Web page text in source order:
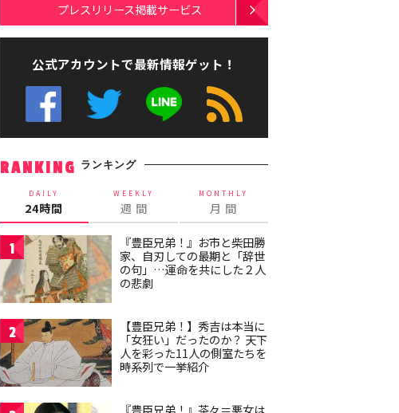
プレスリリース掲載サービス
公式アカウントで最新情報ゲット！
RANKING ランキング
DAILY
24時間
WEEKLY
週 間
MONTHLY
月 間
1
『豊臣兄弟！』お市と柴田勝
家、自刃しての最期と「辞世
の句」…運命を共にした２人
の悲劇
2
【豊臣兄弟！】秀吉は本当に
「女狂い」だったのか？ 天下
人を彩った11人の側室たちを
時系列で一挙紹介
『豊臣兄弟！』茶々＝悪女は